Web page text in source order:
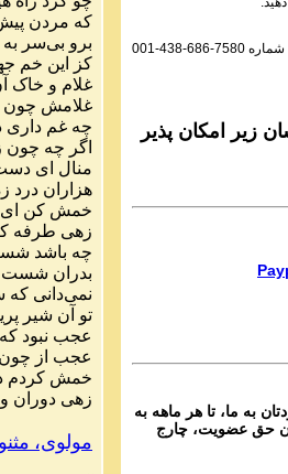
که مردن
برو بیسر به
کز
این خم
غلام و خاک
غلامش چون
چه غم داری
اگر چه چون
منال ای
هزاران درد
خمش کن ای
زهی طرفه
چه باشد
بدران شست
نمیدانی که
تو آن شیر
عجب نبود که
عجب از چون
خمش کردم
زهی دوران و
مولوی،
Ganj e
Ganj e
Ganj e
Parviz
Ganj e
Ganj e
Parviz
Ganj e
شماره 001-438-686-7580
زیر امکان پذیر
به ما، تا هر ماهه به
حق عضویت، چارج